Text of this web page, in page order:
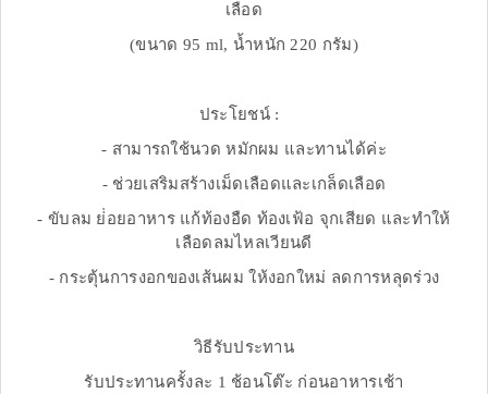
เลือด
(ขนาด 95 ml, น้ำหนัก 220 กรัม)
ประโยชน์ :
- สามารถใช้นวด หมักผม และทานได้ค่ะ
- ช่วยเสริมสร้างเม็ดเลือดและเกล็ดเลือด
- ขับลม ย่่อยอาหาร แก้ท้องอืด ท้องเฟ้อ จุกเสียด และทำให้
เลือดลมไหลเวียนดี
- กระตุ้นการงอกของเส้นผม ให้งอกใหม่ ลดการหลุดร่วง
วิธีรับประทาน
รับประทานครั้งละ 1 ช้อนโต๊ะ ก่อนอาหารเช้า